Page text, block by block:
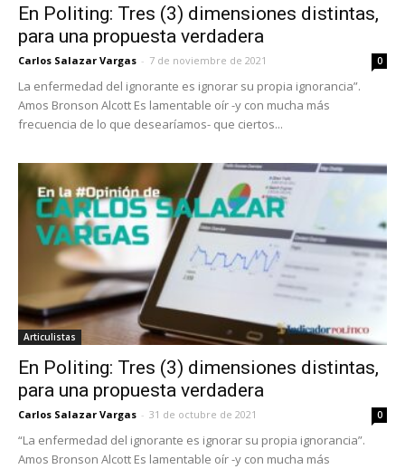
En Politing: Tres (3) dimensiones distintas,
para una propuesta verdadera
Carlos Salazar Vargas - 7 de noviembre de 2021 0
La enfermedad del ignorante es ignorar su propia ignorancia”.
Amos Bronson Alcott Es lamentable oír -y con mucha más
frecuencia de lo que desearíamos- que ciertos...
Articulistas
En Politing: Tres (3) dimensiones distintas,
para una propuesta verdadera
Carlos Salazar Vargas - 31 de octubre de 2021 0
“La enfermedad del ignorante es ignorar su propia ignorancia”.
Amos Bronson Alcott Es lamentable oír -y con mucha más